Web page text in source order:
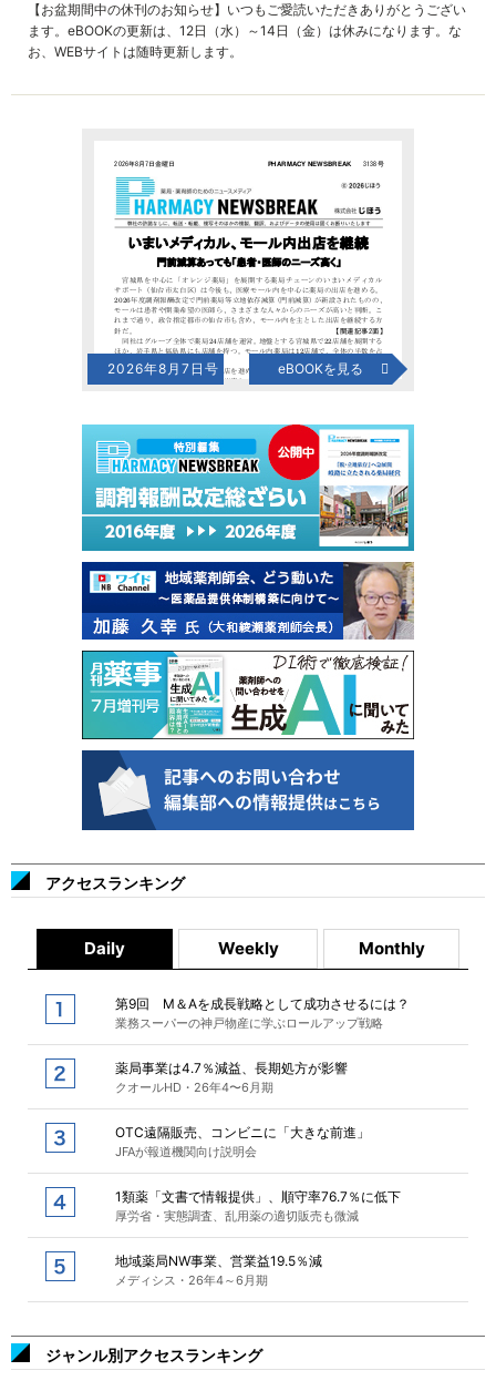
【お盆期間中の休刊のお知らせ】いつもご愛読いただきありがとうござい
ます。eBOOKの更新は、12日（水）～14日（金）は休みになります。な
お、WEBサイトは随時更新します。
2026年8月7日号 eBOOKを見る
アクセスランキング
Daily Weekly Monthly
第9回 M＆Aを成長戦略として成功させるには？
業務スーパーの神戸物産に学ぶロールアップ戦略
薬局事業は4.7％減益、長期処方が影響
クオールHD・26年4〜6月期
OTC遠隔販売、コンビニに「大きな前進」
JFAが報道機関向け説明会
1類薬「文書で情報提供」、順守率76.7％に低下
厚労省・実態調査、乱用薬の適切販売も微減
地域薬局NW事業、営業益19.5％減
メディシス・26年4～6月期
ジャンル別アクセスランキング